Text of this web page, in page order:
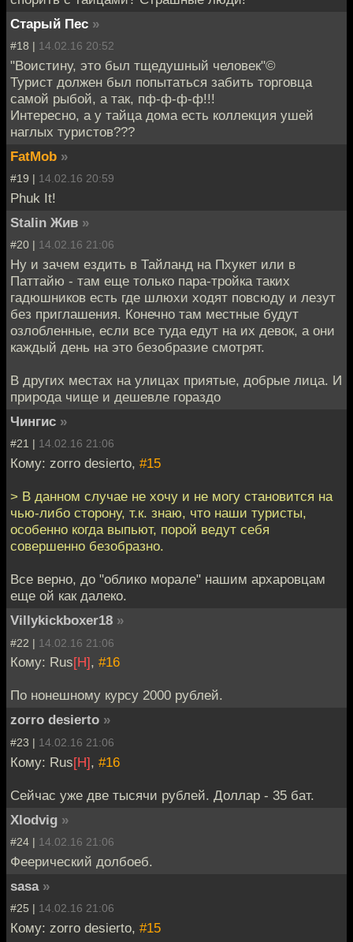
Старый Пес »
#18 | 14.02.16 20:52
"Воистину, это был тщедушный человек"©
Турист должен был попытаться забить торговца
самой рыбой, а так, пф-ф-ф-ф!!!
Интересно, а у тайца дома есть коллекция ушей
наглых туристов???
FatMob »
#19 | 14.02.16 20:59
Phuk It!
Stalin Жив »
#20 | 14.02.16 21:06
Ну и зачем ездить в Тайланд на Пхукет или в
Паттайю - там еще только пара-тройка таких
гадюшников есть где шлюхи ходят повсюду и лезут
без приглашения. Конечно там местные будут
озлобленные, если все туда едут на их девок, а они
каждый день на это безобразие смотрят.
В других местах на улицах приятые, добрые лица. И
природа чище и дешевле гораздо
Чингиc »
#21 | 14.02.16 21:06
Кому: zorro desierto, #15
> В данном случае не хочу и не могу становится на
чью-либо сторону, т.к. знаю, что наши туристы,
особенно когда выпьют, порой ведут себя
совершенно безобразно.
Все верно, до "облико морале" нашим архаровцам
еще ой как далеко.
Villykickboxer18 »
#22 | 14.02.16 21:06
Кому: Rus[H], #16
По нонешному курсу 2000 рублей.
zorro desierto »
#23 | 14.02.16 21:06
Кому: Rus[H], #16
Сейчас уже две тысячи рублей. Доллар - 35 бат.
Xlodvig »
#24 | 14.02.16 21:06
Феерический долбоеб.
sasa »
#25 | 14.02.16 21:06
Кому: zorro desierto, #15